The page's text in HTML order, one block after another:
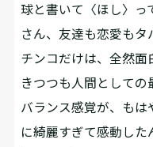
球と書いて〈ほし〉っ
さん、友達も恋愛も
チンコだけは、全然面
きつつも人間としての
バランス感覚が、も
に綺麗すぎて感動した